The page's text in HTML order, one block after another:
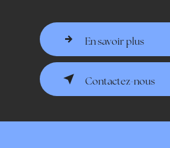
En savoir plus
Contactez-nous